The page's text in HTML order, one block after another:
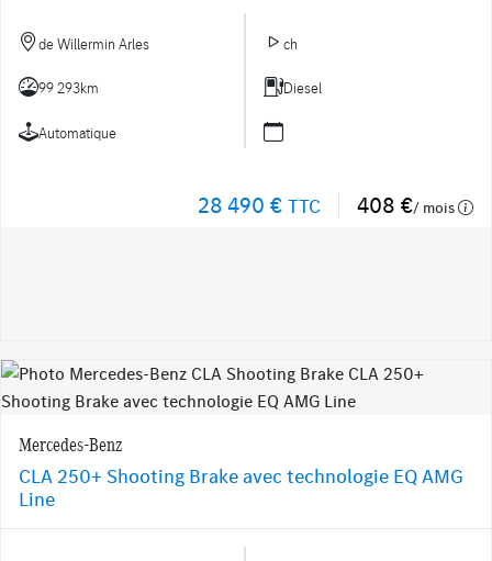
de Willermin Arles ch
99 293km Diesel
Automatique
28 490 € TTC 408 €/ mois
Mercedes-Benz
CLA 250+ Shooting Brake avec technologie EQ AMG
Line